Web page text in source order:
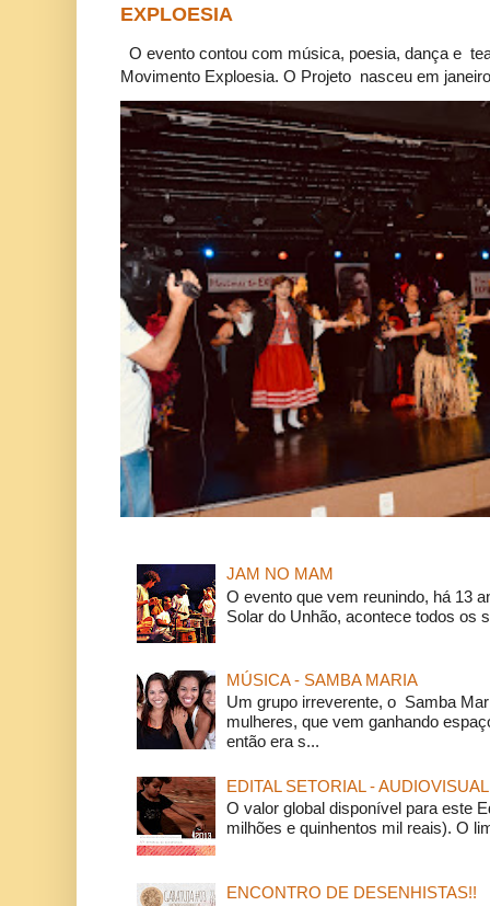
EXPLOESIA
O evento contou com música, poesia, dança e
Movimento Exploesia. O Projeto nasceu em
JAM NO MAM
O evento que vem reunindo, há 13
Solar do Unhão, acontece todos os
MÚSICA - SAMBA MARIA
Um grupo irreverente, o Samba
mulheres, que vem ganhando
então era s...
EDITAL SETORIAL - AUDIOVISUAL
O valor global disponível para este
milhões e quinhentos mil reais). O
ENCONTRO DE DESENHISTAS!!